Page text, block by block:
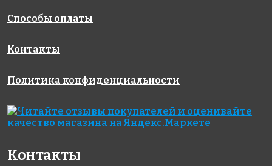
Способы оплаты
Контакты
Политика конфиденциальности
Контакты